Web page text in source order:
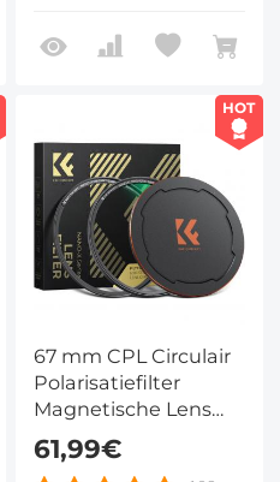
HOT
67 mm CPL Circulair
Polarisatiefilter
Magnetische Lens
Filter HD Waterdicht
Anti Kras
61,99€